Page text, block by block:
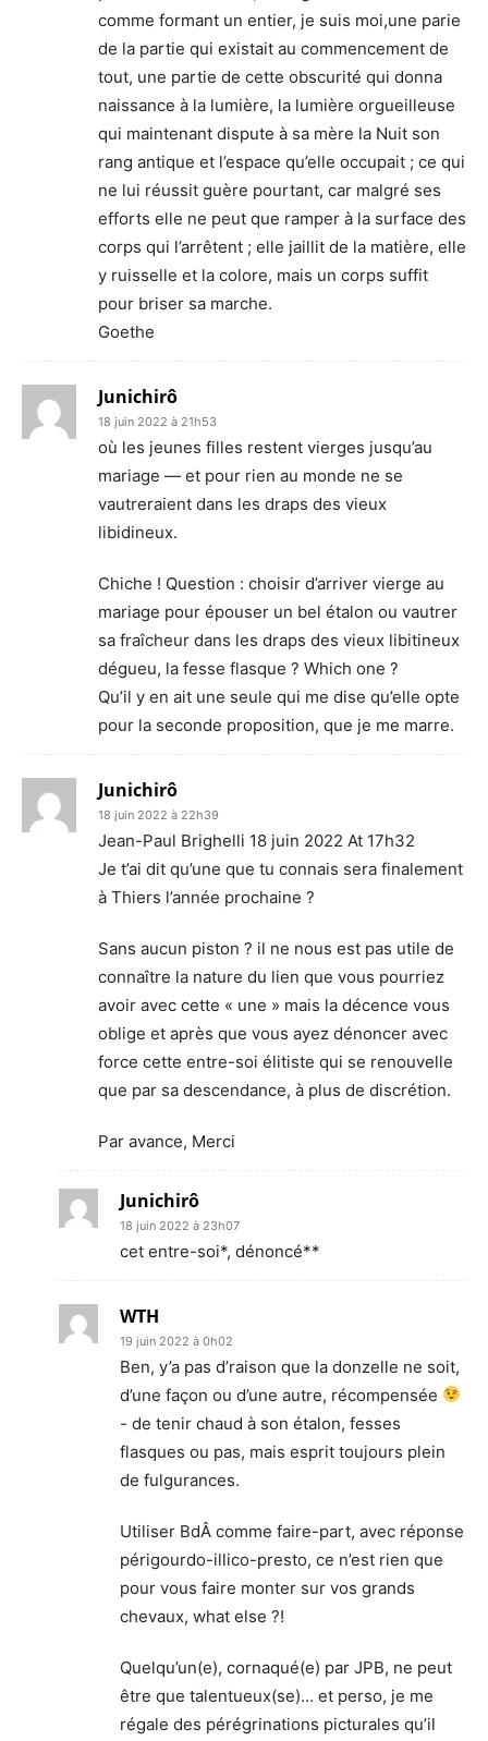
comme formant un entier, je suis moi,une parie
de la partie qui existait au commencement de
tout, une partie de cette obscurité qui donna
naissance à la lumière, la lumière orgueilleuse
qui maintenant dispute à sa mère la Nuit son
rang antique et l’espace qu’elle occupait ; ce qui
ne lui réussit guère pourtant, car malgré ses
efforts elle ne peut que ramper à la surface des
corps qui l’arrêtent ; elle jaillit de la matière, elle
y ruisselle et la colore, mais un corps suffit
pour briser sa marche.
Goethe
Junichirô
18 juin 2022 à 21h53
où les jeunes filles restent vierges jusqu’au
mariage — et pour rien au monde ne se
vautreraient dans les draps des vieux
libidineux.
Chiche ! Question : choisir d’arriver vierge au
mariage pour épouser un bel étalon ou vautrer
sa fraîcheur dans les draps des vieux libitineux
dégueu, la fesse flasque ? Which one ?
Qu’il y en ait une seule qui me dise qu’elle opte
pour la seconde proposition, que je me marre.
Junichirô
18 juin 2022 à 22h39
Jean-Paul Brighelli 18 juin 2022 At 17h32
Je t’ai dit qu’une que tu connais sera finalement
à Thiers l’année prochaine ?
Sans aucun piston ? il ne nous est pas utile de
connaître la nature du lien que vous pourriez
avoir avec cette « une » mais la décence vous
oblige et après que vous ayez dénoncer avec
force cette entre-soi élitiste qui se renouvelle
que par sa descendance, à plus de discrétion.
Par avance, Merci
Junichirô
18 juin 2022 à 23h07
cet entre-soi*, dénoncé**
WTH
19 juin 2022 à 0h02
Ben, y’a pas d’raison que la donzelle ne soit,
d’une façon ou d’une autre, récompensée
- de tenir chaud à son étalon, fesses
flasques ou pas, mais esprit toujours plein
de fulgurances.
Utiliser BdÂ comme faire-part, avec réponse
périgourdo-illico-presto, ce n’est rien que
pour vous faire monter sur vos grands
chevaux, what else ?!
Quelqu’un(e), cornaqué(e) par JPB, ne peut
être que talentueux(se)… et perso, je me
régale des pérégrinations picturales qu’il